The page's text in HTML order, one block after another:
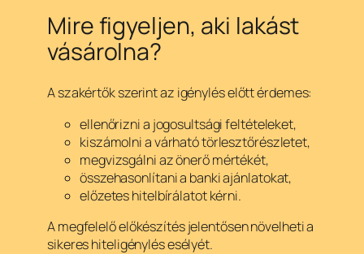
Mire figyeljen, aki lakást
vásárolna?
A szakértők szerint az igénylés előtt érdemes:
ellenőrizni a jogosultsági feltételeket,
kiszámolni a várható törlesztőrészletet,
megvizsgálni az önerő mértékét,
összehasonlítani a banki ajánlatokat,
előzetes hitelbírálatot kérni.
A megfelelő előkészítés jelentősen növelheti a
sikeres hiteligénylés esélyét.